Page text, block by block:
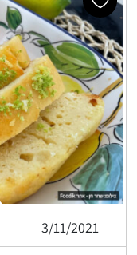
3/11/2021